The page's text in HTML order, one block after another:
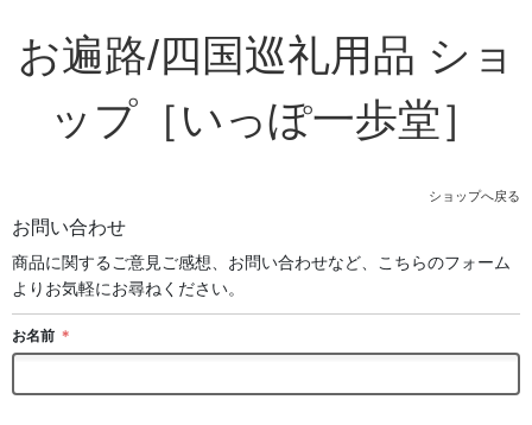
お遍路/四国巡礼用品 ショ
ップ［いっぽ一歩堂］
ショップへ戻る
お問い合わせ
商品に関するご意見ご感想、お問い合わせなど、こちらのフォーム
よりお気軽にお尋ねください。
お名前 ＊